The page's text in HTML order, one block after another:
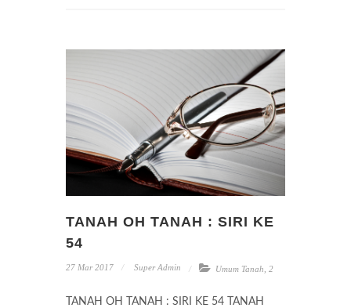
TANAH OH TANAH : SIRI KE
54
27 Mar 2017 Super Admin Umum Tanah 2
TANAH OH TANAH : SIRI KE 54 TANAH